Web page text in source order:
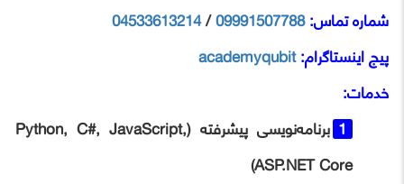
شماره تماس:09991507788
/
04533613214
پیج اینستاگرام:academyqubit
خدمات:
برنامه‌نویسی پیشرفته (Python, C#, JavaScript,
ASP.NET Core)